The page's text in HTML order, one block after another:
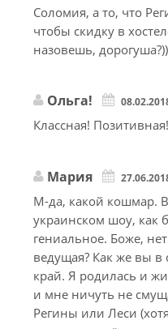
Соломия, а то, что
чтобы скидку в
назовешь, дорогуша?))
Ольга!
Классная! Позитивная!
Мария
М-да, какой кошмар.
украинском шоу, как
гениальное. Боже,
ведущая? Как же вы в
край. Я родилась и
и мне ничуть не
Регины или Леси